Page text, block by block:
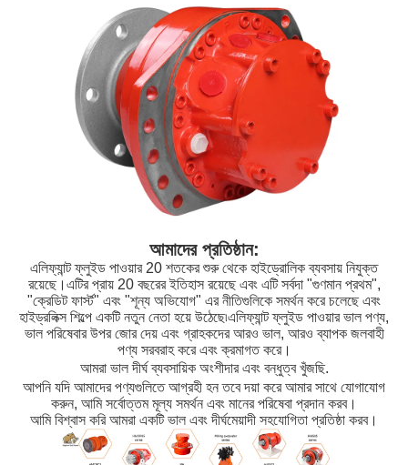
আমাদের প্রতিষ্ঠান:
এলিফ্যান্ট ফ্লুইড পাওয়ার 20 শতকের শুরু থেকে হাইড্রোলিক ব্যবসায় নিযুক্ত
রয়েছে।এটির প্রায় 20 বছরের ইতিহাস রয়েছে এবং এটি সর্বদা "গুণমান প্রথম",
"ক্রেডিট ফার্স্ট" এবং "শূন্য অভিযোগ" এর নীতিগুলিকে সমর্থন করে চলেছে এবং
হাইড্রলিক্স শিল্পে একটি নতুন নেতা হয়ে উঠেছে৷এলিফ্যান্ট ফ্লুইড পাওয়ার ভাল পণ্য,
ভাল পরিষেবার উপর জোর দেয় এবং গ্রাহকদের আরও ভাল, আরও ব্যাপক জলবাহী
পণ্য সরবরাহ করে এবং ক্রমাগত করে।
আমরা ভাল দীর্ঘ ব্যবসায়িক অংশীদার এবং বন্ধুত্ব খুঁজছি.
আপনি যদি আমাদের পণ্যগুলিতে আগ্রহী হন তবে দয়া করে আমার সাথে যোগাযোগ
করুন, আমি সর্বোত্তম মূল্য সমর্থন এবং মানের পরিষেবা প্রদান করব।
আমি বিশ্বাস করি আমরা একটি ভাল এবং দীর্ঘমেয়াদী সহযোগিতা প্রতিষ্ঠা করব।